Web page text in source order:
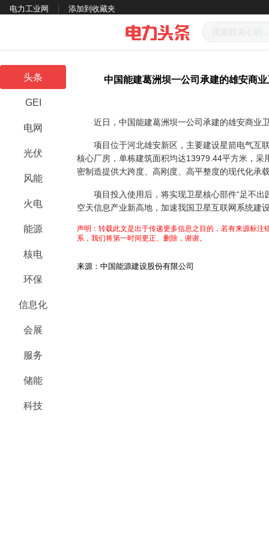
电力工业网 添加到收藏夹
头条
GEI
电网
光伏
风能
火电
能源
核电
环保
信息化
会展
服务
储能
科技
中国能建葛洲坝一公司承建的雄安商
近日，中国能建葛洲坝一公司承建的雄安商业
项目位于河北雄安新区，主要建设星箭电气互
核心厂房，单栋建筑面积均达13979.44平方米， 采
密制造提供大跨度、高刚度、高平整度的现代化承
项目投入使用后，将实现卫星核心部件“足不出
空天信息产业新高地，加速我国卫星互联网系统建
声明：转载此文是出于传递更多信息之目的，若有来源标
系，我们将第一时间更正、删除，谢谢。
来源：中国能源建设股份有限公司